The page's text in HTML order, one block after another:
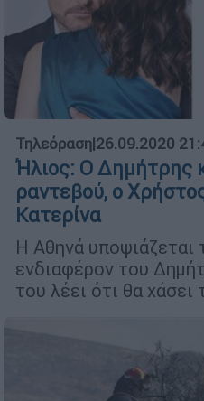
Τηλεόραση|26.09.2020
Ήλιος: Ο Δημήτρης
ραντεβού, ο
Κατερίνα
Η Αθηνά υποψιάζεται
ενδιαφέρον του
του λέει ότι θα χάσει